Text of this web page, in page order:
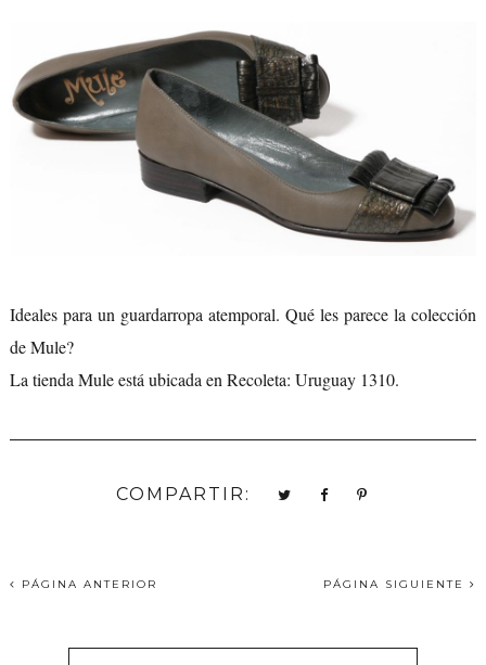
Ideales para un guardarropa atemporal. Qué les parece la colección
de Mule?
La tienda Mule está ubicada en Recoleta: Uruguay 1310.
COMPARTIR:
PÁGINA ANTERIOR PÁGINA SIGUIENTE